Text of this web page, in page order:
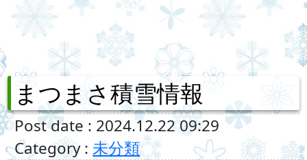
まつまさ積雪情報
Post date : 2024.12.22 09:29
Category :未分類